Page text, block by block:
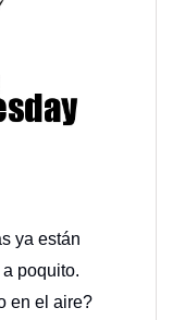
ya están
poquito.
en el aire?